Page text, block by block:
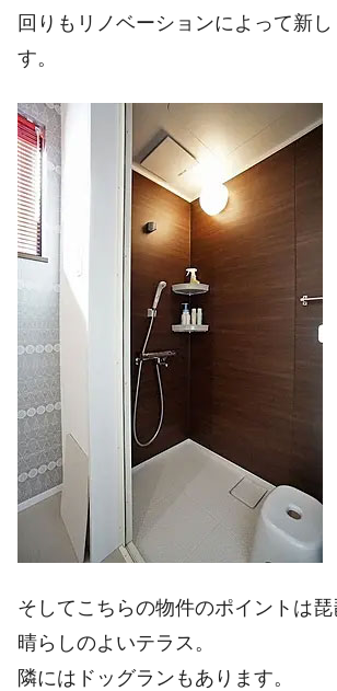
回りもリノベーションによって新し
す。
そしてこちらの物件のポイントは
晴らしのよいテラス。
隣にはドッグランもあります。